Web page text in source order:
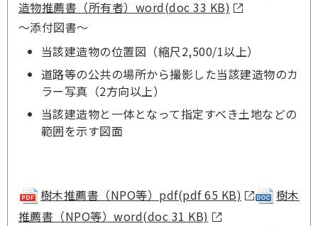
造物推薦書（所有者）word(doc 33 KB)
～添付図書～
当該建造物の位置図（縮尺2,500/1以上）
道路等の公共の場所から撮影した当該建造物のカ
ラー写真（2方向以上）
当該建造物と一体となって指定すべき土地などの
範囲を示す図面
樹木推薦書（NPO等）pdf(pdf 65 KB)
樹木
推薦書（NPO等）word(doc 31 KB)